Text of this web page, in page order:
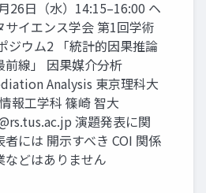
26日（水）14:15–16:00 ヘ
サイエンス学会 第1回学術
ジウム2 「統計的因果推論
前線」 因果媒介分析
Analysis 東京理科大
報工学科 篠崎 智大
演題発表に関
には 開示すべき COI 関係
などはありません